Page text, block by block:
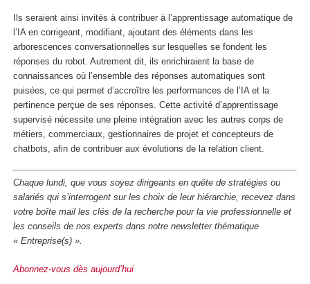
Ils seraient ainsi invités à contribuer à l’apprentissage automatique de
l’IA en corrigeant, modifiant, ajoutant des éléments dans les
arborescences conversationnelles sur lesquelles se fondent les
réponses du robot. Autrement dit, ils enrichiraient la base de
connaissances où l’ensemble des réponses automatiques sont
puisées, ce qui permet d’accroître les performances de l’IA et la
pertinence perçue de ses réponses. Cette activité d’apprentissage
supervisé nécessite une pleine intégration avec les autres corps de
métiers, commerciaux, gestionnaires de projet et concepteurs de
chatbots, afin de contribuer aux évolutions de la relation client.
Chaque lundi, que vous soyez dirigeants en quête de stratégies ou
salariés qui s’interrogent sur les choix de leur hiérarchie, recevez dans
votre boîte mail les clés de la recherche pour la vie professionnelle et
les conseils de nos experts dans notre newsletter thématique
« Entreprise(s) ».
Abonnez-vous dès aujourd’hui